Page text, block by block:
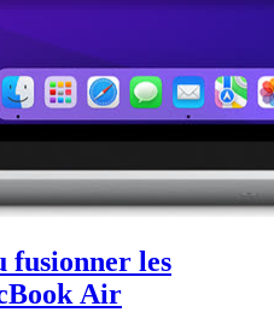
fusionner les
Air